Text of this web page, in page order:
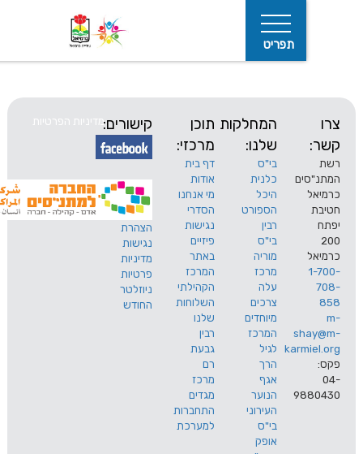
המחלקות
שלנו:
בי"ס
כלנית
היכל
הספורט
רבין
בי"ס
מוריה
מרכז
עלה
צרכים
מיוחדים
המרכז
לגיל
הרך
אגף
הנוער
תוכן
מרכזי:
דף בית
אודות
מי אנחנו
הסדרי
נגישות
פיזיים
באתר
המרכז
הקהילתי
השלוחות
שלנו
רבין
גבעת
רם
מרכז
מגדים
התחברות
למערכת
קישורים:
הצהרת
נגישות
מדיניות
פרטיות
ניוזלטר
החודש
מדיניות הפרטיות